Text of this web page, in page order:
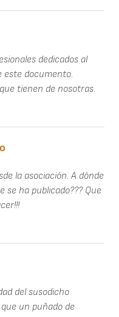
dedicados al
este documento.
tienen de nosotras.
la asociación. A dónde
se ha publicado??? Que
del susodicho
un puñado de